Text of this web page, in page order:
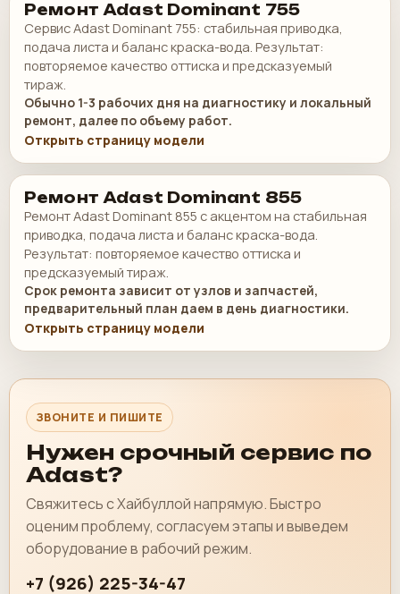
Ремонт Adast Dominant 755
Сервис Adast Dominant 755: стабильная приводка,
подача листа и баланс краска-вода. Результат:
повторяемое качество оттиска и предсказуемый
тираж.
Обычно 1-3 рабочих дня на диагностику и локальный
ремонт, далее по объему работ.
Открыть страницу модели
Ремонт Adast Dominant 855
Ремонт Adast Dominant 855 с акцентом на стабильная
приводка, подача листа и баланс краска-вода.
Результат: повторяемое качество оттиска и
предсказуемый тираж.
Срок ремонта зависит от узлов и запчастей,
предварительный план даем в день диагностики.
Открыть страницу модели
ЗВОНИТЕ И ПИШИТЕ
Нужен срочный сервис по
Adast?
Свяжитесь с Хайбуллой напрямую. Быстро
оценим проблему, согласуем этапы и выведем
оборудование в рабочий режим.
+7 (926) 225-34-47